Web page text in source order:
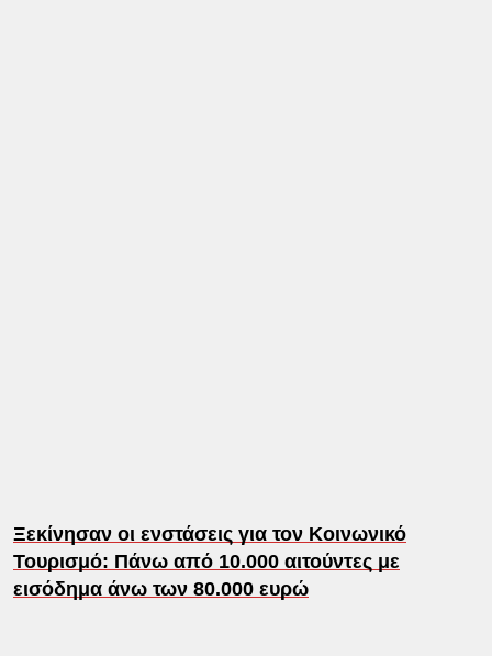
Ξεκίνησαν οι ενστάσεις για τον Κοινωνικό
Τουρισμό: Πάνω από 10.000 αιτούντες με
εισόδημα άνω των 80.000 ευρώ